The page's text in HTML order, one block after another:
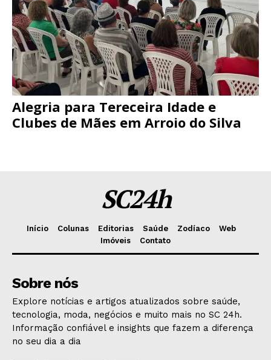
Alegria para Tereceira Idade e
Clubes de Mães em Arroio do Silva
SC24h
Início Colunas Editorias Saúde Zodíaco
Web
Imóveis
Contato
Sobre nós
Explore notícias e artigos atualizados sobre saúde,
tecnologia, moda, negócios e muito mais no SC 24h.
Informação confiável e insights que fazem a diferença
no seu dia a dia